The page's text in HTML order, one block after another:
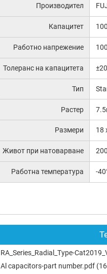
Производител
Капацитет
Работно напрежение
Толеранс на капацитета
Тип
Растер
Размери 18
Живот при натоварване
Работна температура -
RA_Series_Radial_Type-
Al capacitors-part number.pdf